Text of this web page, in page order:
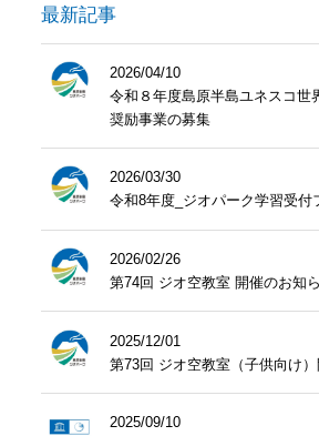
最新記事
2026/04/10
令和８年度島原半島ユネスコ世
奨励事業の募集
2026/03/30
令和8年度_ジオパーク学習受付
2026/02/26
第74回 ジオ空教室 開催のお知
2025/12/01
第73回 ジオ空教室（子供向け
2025/09/10